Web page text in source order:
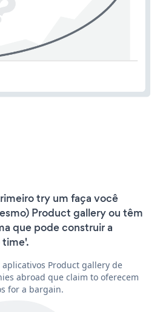
try um faça você
Product gallery ou têm
que pode construir a
Product gallery de
abroad que claim to oferecem
for a bargain.